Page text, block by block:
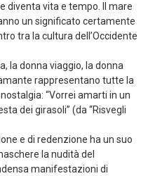
diventa vita e tempo. Il mare
un significato certamente
tra la cultura dell’Occidente
la donna viaggio, la donna
rappresentano tutte la
“Vorrei amarti in un
dei girasoli” (da “Risvegli
e di redenzione ha un suo
la nudità del
manifestazioni di